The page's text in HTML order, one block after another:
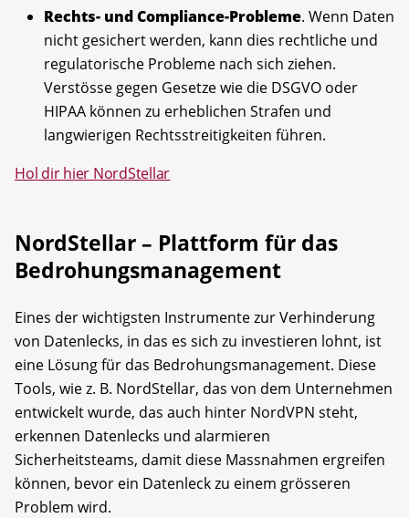
Rechts- und Compliance-Probleme. Wenn Daten
nicht gesichert werden, kann dies rechtliche und
regulatorische Probleme nach sich ziehen.
Verstösse gegen Gesetze wie die DSGVO oder
HIPAA können zu erheblichen Strafen und
langwierigen Rechtsstreitigkeiten führen.
Hol dir hier NordStellar
NordStellar – Plattform für das
Bedrohungsmanagement
Eines der wichtigsten Instrumente zur Verhinderung
von Datenlecks, in das es sich zu investieren lohnt, ist
eine Lösung für das Bedrohungsmanagement. Diese
Tools, wie z. B. NordStellar, das von dem Unternehmen
entwickelt wurde, das auch hinter NordVPN steht,
erkennen Datenlecks und alarmieren
Sicherheitsteams, damit diese Massnahmen ergreifen
können, bevor ein Datenleck zu einem grösseren
Problem wird.